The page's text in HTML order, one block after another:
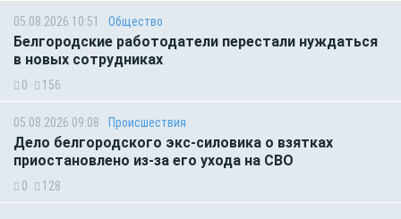
05.08.2026 10:51 Общество
Белгородские работодатели перестали нуждаться
в новых сотрудниках
0 156
05.08.2026 09:08 Происшествия
Дело белгородского экс-силовика о взятках
приостановлено из-за его ухода на СВО
0 128